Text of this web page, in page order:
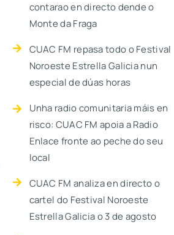
contarao en directo dende o
Monte da Fraga
CUAC FM repasa todo o Festival
Noroeste Estrella Galicia nun
especial de dúas horas
Unha radio comunitaria máis en
risco: CUAC FM apoia a Radio
Enlace fronte ao peche do seu
local
CUAC FM analiza en directo o
cartel do Festival Noroeste
Estrella Galicia o 3 de agosto